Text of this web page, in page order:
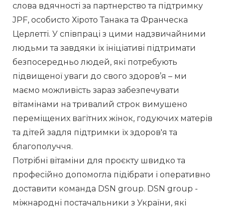
слова вдячності за партнерство та підтримку
JPF, особисто Хірото Танака та Франческа
Церлетті. У співпраці з цими надзвичайними
людьми та завдяки їх ініціативі підтримати
безпосередньо людей, які потребують
підвищеної уваги до свого здоров’я – ми
маємо можливість зараз забезпечувати
вітамінами на тривалий строк вимушено
переміщених вагітних жінок, годуючих матерів
та дітей задля підтримки їх здоров'я та
благополуччя.
Потрібні вітаміни для проєкту швидко та
професійно допомогла підібрати і оперативно
доставити команда DSN group. DSN group -
міжнародні постачальники з України, які